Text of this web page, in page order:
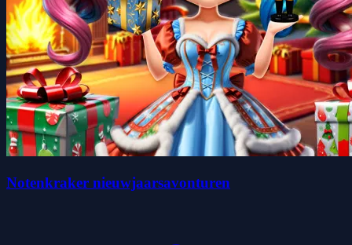
Notenkraker nieuwjaarsavonturen